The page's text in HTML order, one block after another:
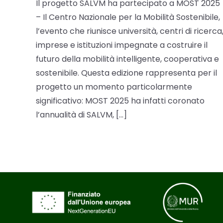
Il progetto SALVM ha partecipato a MOST 2025
– Il Centro Nazionale per la Mobilità Sostenibile,
l’evento che riunisce università, centri di ricerca,
imprese e istituzioni impegnate a costruire il
futuro della mobilità intelligente, cooperativa e
sostenibile. Questa edizione rappresenta per il
progetto un momento particolarmente
significativo: MOST 2025 ha infatti coronato
l’annualità di SALVM, […]